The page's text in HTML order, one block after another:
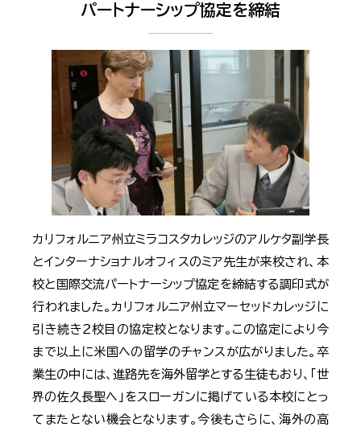
パートナーシップ協定を締結
カリフォルニア州立ミラコスタカレッジのアルケタ副学長
とインターナショナルオフィスのミア先生が来校され、本
校と国際交流パートナーシップ協定を締結する調印式が
行われました。カリフォルニア州立マーセッドカレッジに
引き続き２校目の協定校となります。この協定により今
まで以上に米国への留学のチャンスが広がりました。卒
業生の中には、進路先を海外留学とする生徒もおり、「世
界の佐久長聖へ」をスローガンに掲げている本校にとっ
てまたとない機会となります。今後もさらに、海外の高